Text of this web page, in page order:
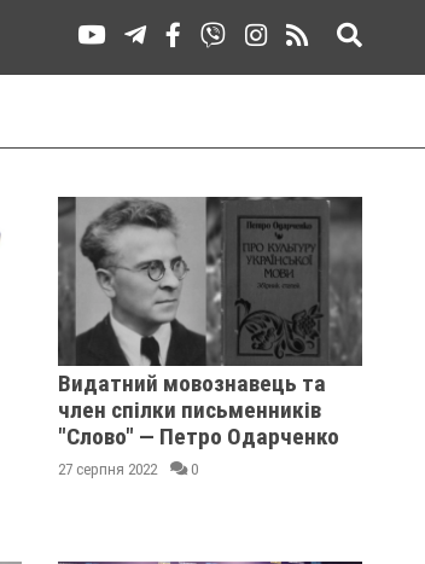
Видатний мовознавець та
член спілки письменників
"Слово" — Петро Одарченко
27 серпня 2022 0